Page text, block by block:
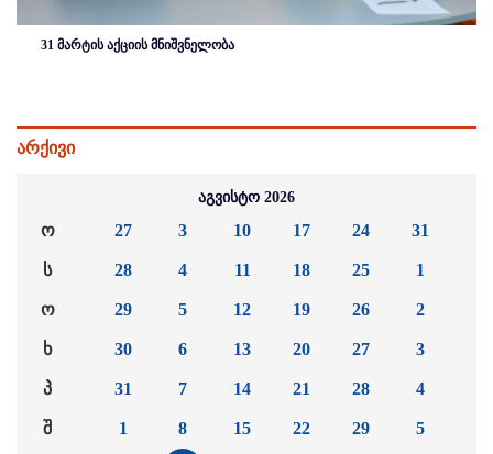
31 მარტის აქციის მნიშვნელობა
არქივი
აგვისტო 2026
ო
ს
ო
ხ
პ
შ
27
28
29
30
31
1
3
4
5
6
7
8
10
11
12
13
14
15
17
18
19
20
21
22
24
25
26
27
28
29
31
1
2
3
4
5